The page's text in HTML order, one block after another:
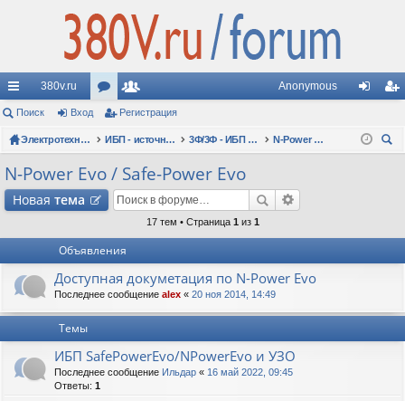
с
ы
лк
380v.ru
ор
ум
ол
ьз
ов
ат
и
Anonymous
д ис
Поиск Вход Регистрация
Электротехнические форумы ИБП - источники бесперебойного питания 3Ф/3Ф - ИБП N-POWER: трехфазные 10 - 10000 кВА - вопросы по моделям
N-Power Evo / Safe-Power Evo
N-Power Evo / Safe-Power Evo
Новая тема
17 тем • Страница 1 из 1
Объявления
Доступная докуметация по N-Power Evo
Последнее сообщение alex « 20 ноя 2014, 14:49
Темы
ИБП SafePowerEvo/NPowerEvo и УЗО
Последнее сообщение Ильдар « 16 май 2022, 09:45
Ответы: 1